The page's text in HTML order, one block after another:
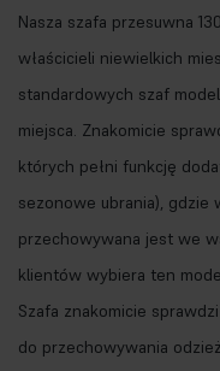
Nasza szafa przesuwna
właścicieli niewielkich
standardowych szaf
miejsca. Znakomicie
których pełni funkcję
sezonowe ubrania), gdzie
przechowywana jest we
klientów wybiera ten
Szafa znakomicie
do przechowywania